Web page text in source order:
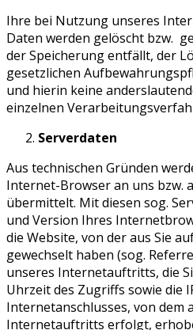
Ihre bei Nutzung unseres
Daten werden gelöscht bzw.
der Speicherung entfällt, der
gesetzlichen
und hierin keine
einzelnen
Serverdaten
Aus technischen Gründen
Internet-Browser an uns bzw.
übermittelt. Mit diesen sog.
und Version Ihres
die Website, von der aus Sie
gewechselt haben (sog.
unseres Internetauftritts, die
Uhrzeit des Zugriffs sowie die
Internetanschlusses, von dem
Internetauftritts erfolgt,